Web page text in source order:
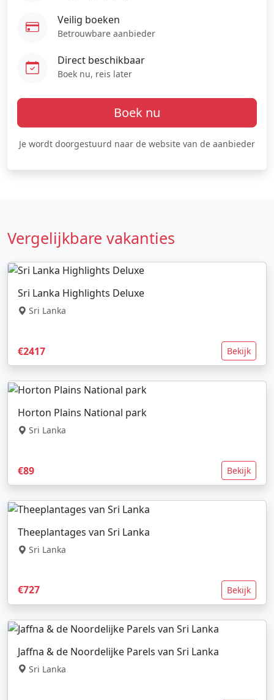
Veilig boeken
Betrouwbare aanbieder
Direct beschikbaar
Boek nu, reis later
Boek nu
Je wordt doorgestuurd naar de website van de aanbieder
Vergelijkbare vakanties
Sri Lanka Highlights Deluxe
Sri Lanka
€2417 Bekijk
Horton Plains National park
Sri Lanka
€89 Bekijk
Theeplantages van Sri Lanka
Sri Lanka
€727 Bekijk
Jaffna & de Noordelijke Parels van Sri Lanka
Sri Lanka